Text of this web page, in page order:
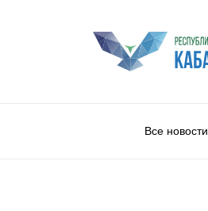
Все новости